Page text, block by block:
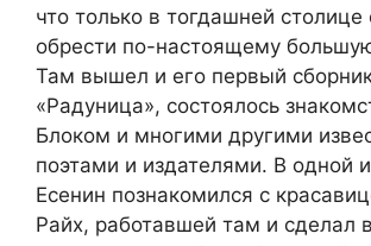
что только в тогдашней
обрести по-настоящему
Там вышел и его первый
«Радуница», состоялось
Блоком и многими другими
поэтами и издателями. В одной
Есенин познакомился с
Райх, работавшей там и сделал